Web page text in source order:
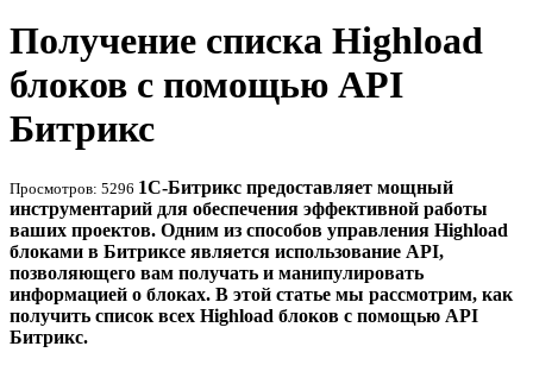
Получение списка Highload
блоков с помощью API
Битрикс
Просмотров: 5296 1С-Битрикс предоставляет мощный
инструментарий для обеспечения эффективной работы
ваших проектов. Одним из способов управления Highload
блоками в Битриксе является использование API,
позволяющего вам получать и манипулировать
информацией о блоках. В этой статье мы рассмотрим, как
получить список всех Highload блоков с помощью API
Битрикс.